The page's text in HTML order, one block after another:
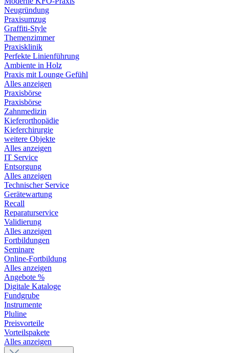
Neugründung
Praxisumzug
Graffiti-Style
Themenzimmer
Praxisklinik
Perfekte Linienführung
Ambiente in Holz
Praxis mit Lounge Gefühl
Alles anzeigen
Praxisbörse
Praxisbörse
Zahnmedizin
Kieferorthopädie
Kieferchirurgie
weitere Objekte
Alles anzeigen
IT Service
Entsorgung
Alles anzeigen
Technischer Service
Gerätewartung
Recall
Reparaturservice
Validierung
Alles anzeigen
Fortbildungen
Seminare
Online-Fortbildung
Alles anzeigen
Angebote %
Digitale Kataloge
Fundgrube
Instrumente
Pluline
Preisvorteile
Vorteilspakete
Alles anzeigen